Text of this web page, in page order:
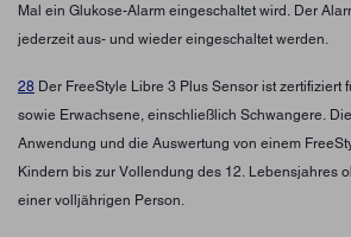
Mal ein Glukose-Alarm eingeschaltet wird. Der
jederzeit aus- und wieder eingeschaltet werden.
28 Der FreeStyle Libre 3 Plus Sensor ist zertifiziert
sowie Erwachsene, einschließlich Schwangere.
Anwendung und die Auswertung von einem
Kindern bis zur Vollendung des 12. Lebensjahres
einer volljährigen Person.